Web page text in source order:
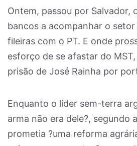
Ontem, passou por Salvador,
bancos a acompanhar o
fileiras com o PT. E onde
esforço de se afastar do
prisão de José Rainha por
Enquanto o líder sem-terra
arma não era dele?, segundo
prometia ?uma reforma